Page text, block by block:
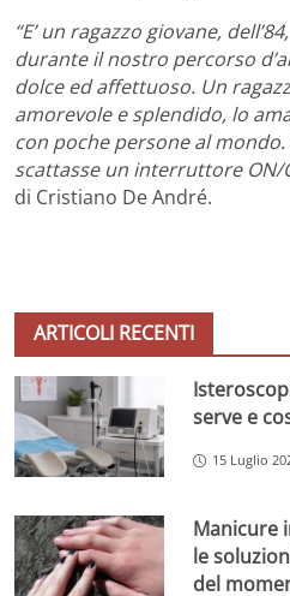
“E’ un ragazzo giovane,
durante il nostro percorso
dolce ed affettuoso. Un
amorevole e splendido, lo
con poche persone al
scattasse un interruttore ON/
di Cristiano De André.
ARTICOLI RECENTI
serve e
15 Luglio
Manicure
le
del